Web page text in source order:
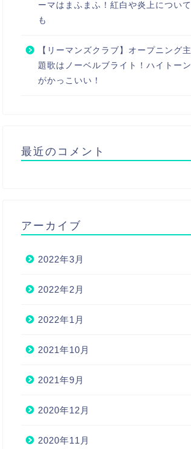
ーマはまふまふ！紅白や炎上について
も
【リーマンズクラブ】オープニング主
題歌はノーベルブライト！ハイトーン
がかっこいい！
最近のコメント
アーカイブ
2022年3月
2022年2月
2022年1月
2021年10月
2021年9月
2020年12月
2020年11月